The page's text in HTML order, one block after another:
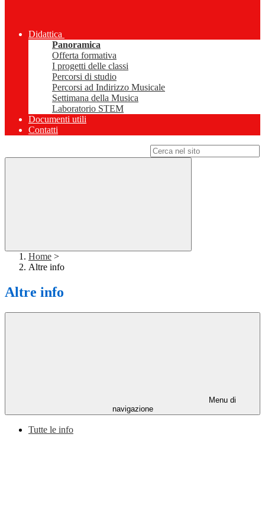
Didattica
Panoramica
Offerta formativa
I progetti delle classi
Percorsi di studio
Percorsi ad Indirizzo Musicale
Settimana della Musica
Laboratorio STEM
Documenti utili
Contatti
Home >
Altre info
Altre info
Menu di
navigazione
Tutte le info